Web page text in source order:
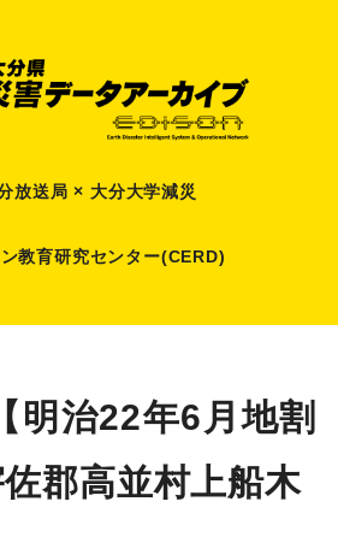
放送局 × 大分大学減災
教育研究センター(CERD)
【明治22年6月地割
郡高並村上船木